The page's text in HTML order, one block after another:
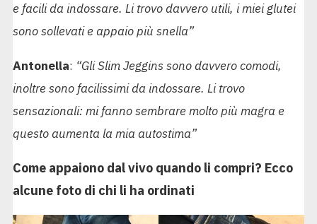
e facili da indossare. Li trovo davvero utili, i miei glutei
sono sollevati e appaio più snella”
Antonella: “Gli Slim Jeggins sono davvero comodi,
inoltre sono facilissimi da indossare. Li trovo
sensazionali: mi fanno sembrare molto più magra e
questo aumenta la mia autostima”
Come appaiono dal vivo quando li compri? Ecco
alcune foto di chi li ha ordinati